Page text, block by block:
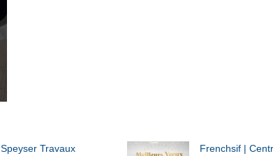
Speyser Travaux
Frenchsif |